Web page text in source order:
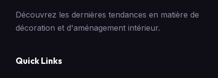
Découvrez les dernières tendances en matière de
décoration et d'aménagement intérieur.
Quick Links